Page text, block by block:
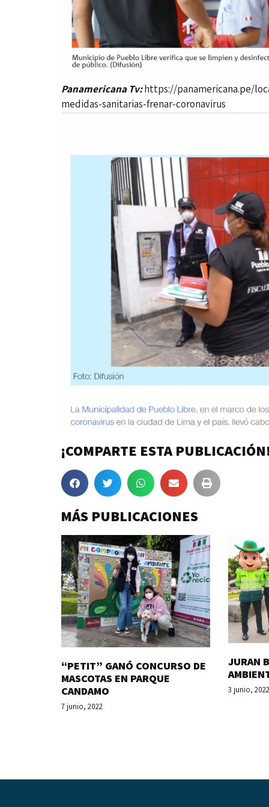
Panamericana Tv:https://panamericana.pe/
medidas-sanitarias-frenar-coronavirus
¡COMPARTE ESTA
MÁS PUBLICACIONES
“PETIT” GANÓ CONCURSO DE
MASCOTAS EN PARQUE
CANDAMO
7 junio, 2022
JURAN
3 junio,